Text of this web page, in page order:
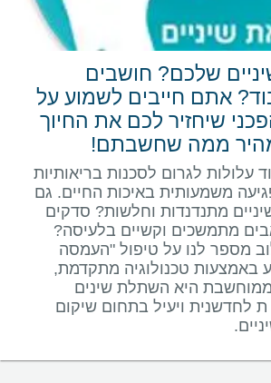
שלכם? חושבים
אתם חייבים לשמוע על
שיחזיר לכם את החיוך
ממה שחשבתם!
עלולות לגרום לסכנות בריאותיות
משמעותית באיכות החיים. גם
מתנדנדות וחלשות? סדקים
מתמשכים וקשיים בלעיסה?
מספר לנו על טיפול "העמסה
באמצעות טכנולוגיה מתקדמת,
היא השתלת שינים
לחדשנית ויעיל בתחום שיקום